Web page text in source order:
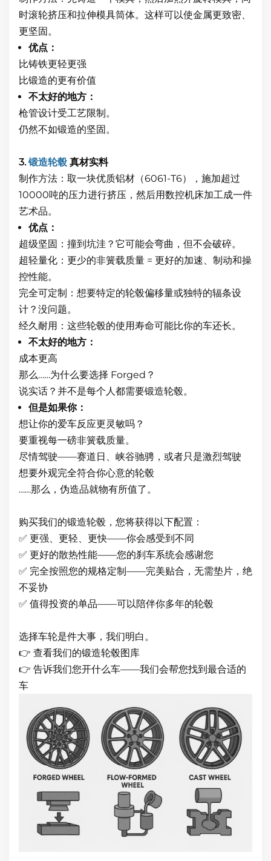
时滚轮挤压和拉伸模具筒体。这样可以使金属更致密、
更坚固。
优点：
比铸铁更轻更强
比锻造的更有价值
不太好的地方：
枪管设计受工艺限制。
仍然不如锻造的坚固。
3.锻造轮毂 真材实料
制作方法：取一块优质铝材（6061-T6），施加超过
10000吨的压力进行挤压，然后用数控机床加工成一件
艺术品。
优点：
超级坚固：撞到坑洼？它可能会弯曲，但不会破碎。
超轻量化：更少的非簧载质量 = 更好的加速、制动和操
控性能。
完全可定制：想要特定的轮毂偏移量或独特的辐条设
计？没问题。
经久耐用：这些轮毂的使用寿命可能比你的车还长。
不太好的地方：
成本更高
那么……为什么要选择 Forged？
说实话？并不是每个人都需要锻造轮毂。
但是如果你：
想让你的爱车反应更灵敏吗？
要重视每一磅非簧载质量。
尽情驾驶——赛道日、峡谷驰骋，或者只是激烈驾驶
想要外观完全符合你心意的轮毂
……那么，伪造品就物有所值了。
购买我们的锻造轮毂，您将获得以下配置：
✅ 更强、更轻、更快——你会感受到不同
✅ 更好的散热性能——您的刹车系统会感谢您
✅ 完全按照您的规格定制——完美贴合，无需垫片，绝
不妥协
✅ 值得投资的单品——可以陪伴你多年的轮毂
选择车轮是件大事，我们明白。
👉 查看我们的锻造轮毂图库
👉 告诉我们您开什么车——我们会帮您找到最合适的
车